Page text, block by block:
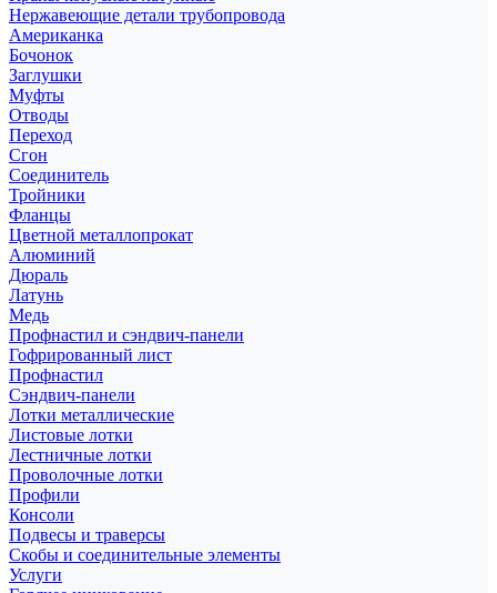
Нержавеющие детали трубопровода
Американка
Бочонок
Заглушки
Муфты
Отводы
Переход
Сгон
Соединитель
Тройники
Фланцы
Цветной металлопрокат
Алюминий
Дюраль
Латунь
Медь
Профнастил и сэндвич-панели
Гофрированный лист
Профнастил
Сэндвич-панели
Лотки металлические
Листовые лотки
Лестничные лотки
Проволочные лотки
Профили
Консоли
Подвесы и траверсы
Скобы и соединительные элементы
Услуги